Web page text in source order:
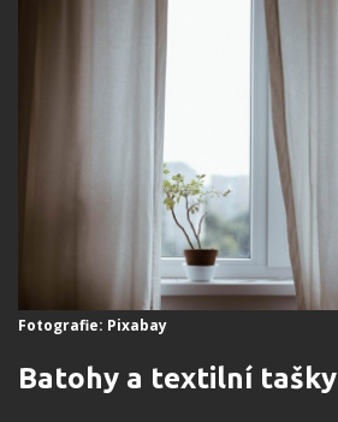
Fotografie: Pixabay
Batohy a textilní tašky